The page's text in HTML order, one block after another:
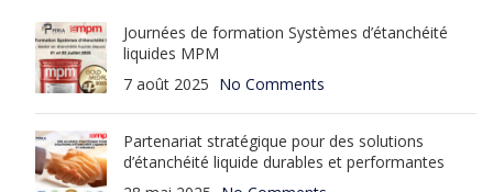
Journées de formation Systèmes d’étanchéité
liquides MPM
7 août 2025 No Comments
Partenariat stratégique pour des solutions
d’étanchéité liquide durables et performantes